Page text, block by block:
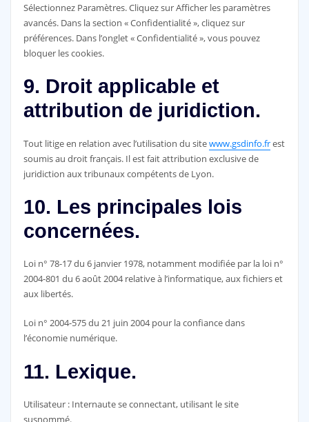
Sélectionnez Paramètres. Cliquez sur Afficher les paramètres
avancés. Dans la section « Confidentialité », cliquez sur
préférences. Dans l’onglet « Confidentialité », vous pouvez
bloquer les cookies.
9. Droit applicable et
attribution de juridiction.
Tout litige en relation avec l’utilisation du sitewww.gsdinfo.frest
soumis au droit français. Il est fait attribution exclusive de
juridiction aux tribunaux compétents de Lyon.
10. Les principales lois
concernées.
Loi n° 78-17 du 6 janvier 1978, notamment modifiée par la loi n°
2004-801 du 6 août 2004 relative à l’informatique, aux fichiers et
aux libertés.
Loi n° 2004-575 du 21 juin 2004 pour la confiance dans
l’économie numérique.
11. Lexique.
Utilisateur : Internaute se connectant, utilisant le site
susnommé.